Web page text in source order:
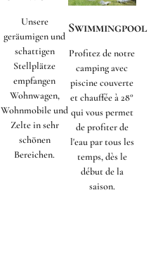
Unsere
geräumigen und
schattigen
Stellplätze
empfangen
Wohnwagen,
Wohnmobile und
Zelte in sehr
schönen
Bereichen.
Swimmingpool
Profitez de notre
camping avec
piscine couverte
et chauffée à 28°
qui vous permet
de profiter de
l'eau par tous les
temps, dès le
début de la
saison.